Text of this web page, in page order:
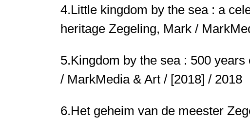
4.Little kingdom by the sea : a
heritage Zegeling, Mark /
5.Kingdom by the sea : 500 years
/ MarkMedia & Art / [2018] / 2018
6.Het geheim van de meester